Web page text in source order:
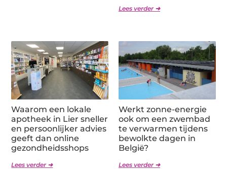
Lees verder ➜
Waarom een lokale
apotheek in Lier sneller
en persoonlijker advies
geeft dan online
gezondheidsshops
Lees verder ➜
Werkt zonne-energie
ook om een zwembad
te verwarmen tijdens
bewolkte dagen in
België?
Lees verder ➜